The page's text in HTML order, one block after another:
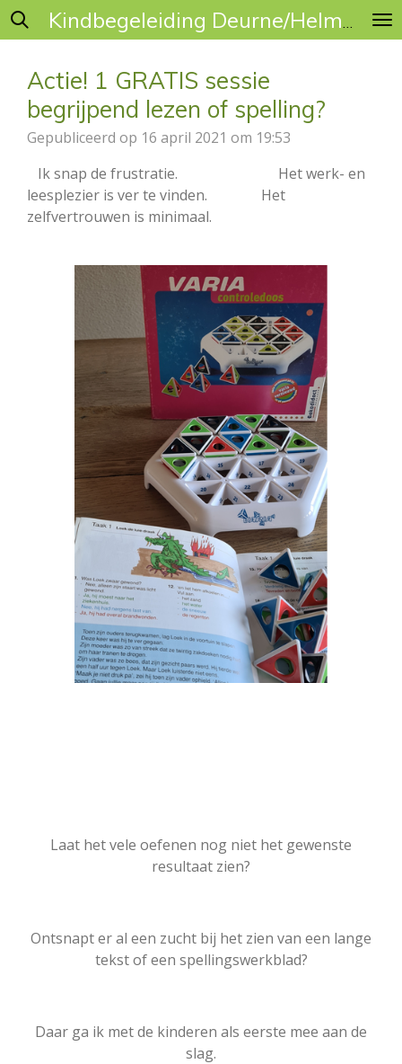
Ga
direct
hoofdinhoud
Kindbegeleiding Deurne/Helmond
Actie! 1 GRATIS sessie
begrijpend lezen of spelling?
Gepubliceerd op 16 april 2021 om 19:53
Ik snap de frustratie. Het werk- en
leesplezier is ver te vinden. Het
zelfvertrouwen is minimaal.
Laat het vele oefenen nog niet het gewenste
resultaat zien?
Ontsnapt er al een zucht bij het zien van een lange
tekst of een spellingswerkblad?
Daar ga ik met de kinderen als eerste mee aan de
slag.